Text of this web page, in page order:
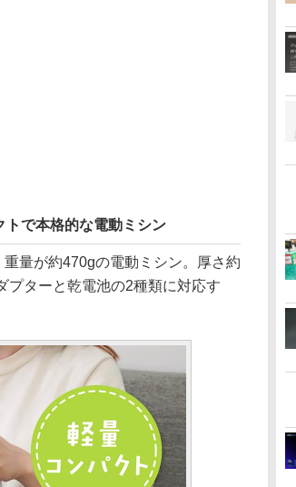
で本格的な電動ミシン
量が約470gの電動ミシン。厚さ約
プターと乾電池の2種類に対応す